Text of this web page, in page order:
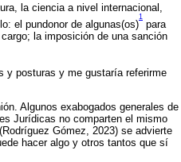
la ciencia a nivel internacional,
el pundonor de algunas(os)
1
para
la imposición de una sanción
y posturas y me gustaría referirme
Algunos exabogados generales de
Jurídicas no comparten el mismo
Gómez, 2023) se advierte
hacer algo y otros tantos que sí